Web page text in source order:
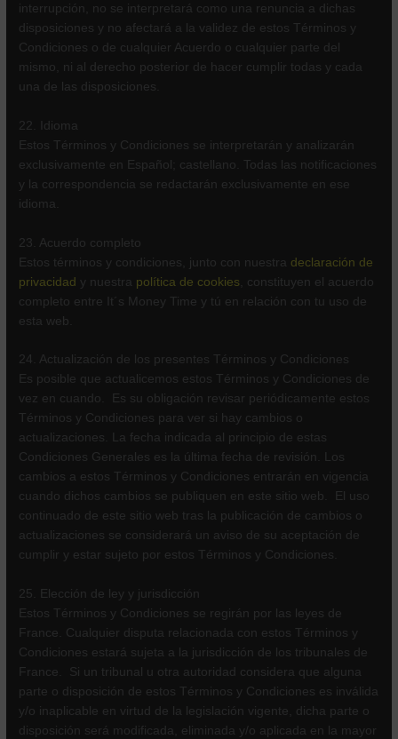
interrupción, no se interpretará como una renuncia a dichas
disposiciones y no afectará a la validez de estos Términos y
Condiciones o de cualquier Acuerdo o cualquier parte del
mismo, ni al derecho posterior de hacer cumplir todas y cada
una de las disposiciones.
22. Idioma
Estos Términos y Condiciones se interpretarán y analizarán
exclusivamente en Español; castellano. Todas las notificaciones
y la correspondencia se redactarán exclusivamente en ese
idioma.
23. Acuerdo completo
Estos términos y condiciones, junto con nuestra declaración de
privacidad y nuestra política de cookies , constituyen el acuerdo
completo entre It´s Money Time y tú en relación con tu uso de
esta web.
24. Actualización de los presentes Términos y Condiciones
Es posible que actualicemos estos Términos y Condiciones de
vez en cuando. Es su obligación revisar periódicamente estos
Términos y Condiciones para ver si hay cambios o
actualizaciones. La fecha indicada al principio de estas
Condiciones Generales es la última fecha de revisión. Los
cambios a estos Términos y Condiciones entrarán en vigencia
cuando dichos cambios se publiquen en este sitio web. El uso
continuado de este sitio web tras la publicación de cambios o
actualizaciones se considerará un aviso de su aceptación de
cumplir y estar sujeto por estos Términos y Condiciones.
25. Elección de ley y jurisdicción
Estos Términos y Condiciones se regirán por las leyes de
France. Cualquier disputa relacionada con estos Términos y
Condiciones estará sujeta a la jurisdicción de los tribunales de
France. Si un tribunal u otra autoridad considera que alguna
parte o disposición de estos Términos y Condiciones es inválida
y/o inaplicable en virtud de la legislación vigente, dicha parte o
disposición será modificada, eliminada y/o aplicada en la mayor